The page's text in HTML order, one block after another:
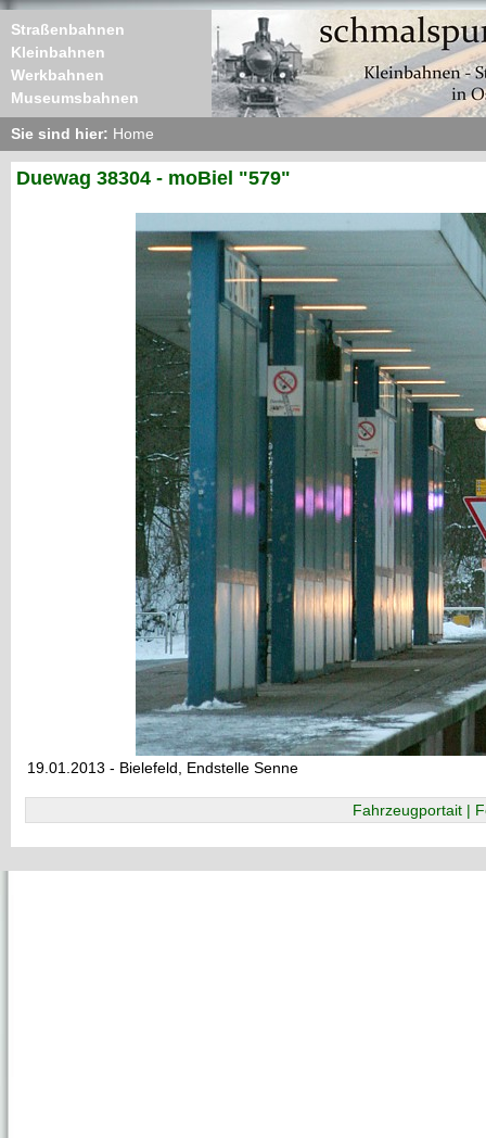
Straßenbahnen
Kleinbahnen
Werkbahnen
Museumsbahnen
Sie sind hier: Home
Duewag 38304 - moBiel "579"
19.01.2013 - Bielefeld, Endstelle Senne
Fahrzeugportait |